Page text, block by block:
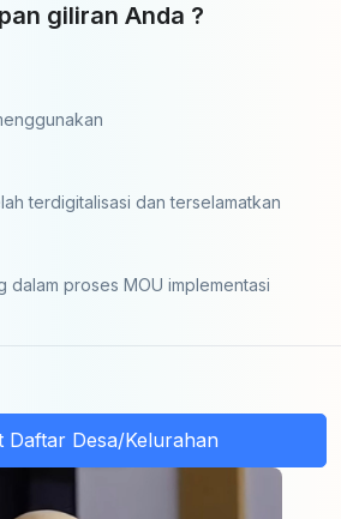
giliran Anda ?
terdigitalisasi dan terselamatkan
dalam proses MOU implementasi
Daftar Desa/Kelurahan